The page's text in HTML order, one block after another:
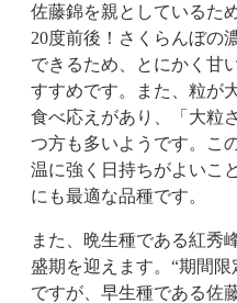
佐藤錦を親としているた
20度前後！さくらんぼの
できるため、とにかく甘
すすめです。また、粒が
食べ応えがあり、「大粒
つ方も多いようです。こ
温に強く日持ちがよいこ
にも最適な品種です。
また、晩生種である紅秀
盛期を迎えます。“期間
ですが、早生種である佐